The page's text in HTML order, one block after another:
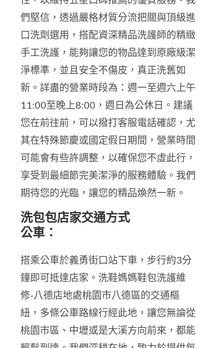
們堅信，透過嚴格材質分流把關與頂級進
口洗劑選用，搭配資深精品洗護師的精緻
手工洗護，能夠讓您的物品達到原廠級潔
淨標準，並且安全不傷皮，真正洗舊如
新。詳盡的營業時段為：週一至週六上午
11:00至晚上8:00，週日為公休日。建議
您在前往前，可以撥打客服電話確認，尤
其在特殊節慶或國定假日期間，營業時間
可能會有些許調整，以確保您不虛此行，
享受到最細節完美潔淨的服務體驗。我們
期待您的光臨，讓您的精品煥然一新。
洗包包店家交通方式
公車：
搭乘公車於義勇街口站下車，步行約3分
鐘即可抵達店家。洗鞋媽媽鞋包洗護維
修-八德店地處桃園市八德區的交通樞
紐，多條公車路線行經此地，讓您無論從
桃園市區、中壢或是大溪方向前來，都能